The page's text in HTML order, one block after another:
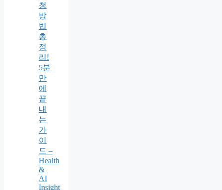
청
방
법
총
정
리!
5분
만
에
끝
내
는
가
이
드 –
Health
&
AI
Insight